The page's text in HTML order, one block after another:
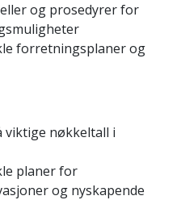
og prosedyrer for
forretningsplaner og
viktige nøkkeltall i
planer for
og nyskapende